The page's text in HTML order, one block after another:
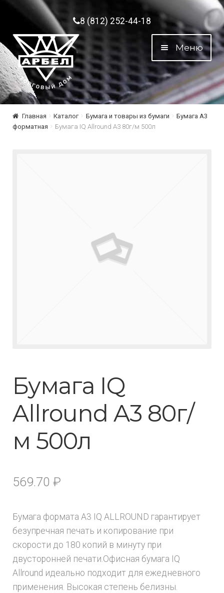
Перейти к навигации
Перейти к содержимому8 (812) 252-44-18
Меню
Главная Каталог Бумага и товары из бумаги
Бумага A3
форматная
Бумага IQ Allround A3 80г/м 500л
Бумага IQ
Allround A3 80г/
м 500л
569.70 ₽
Бумага формата А3 IQ ALLROUND гарантирует
безупречная печать и копирование при
скорости до 180 копий в минуту при
двусторонней печати.Офисная бумага IQ
Allround идеально подходит для ежедневного
применения. Высокая степень белизны.